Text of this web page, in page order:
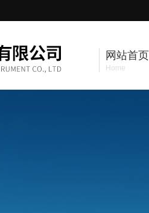
网站首页
Home